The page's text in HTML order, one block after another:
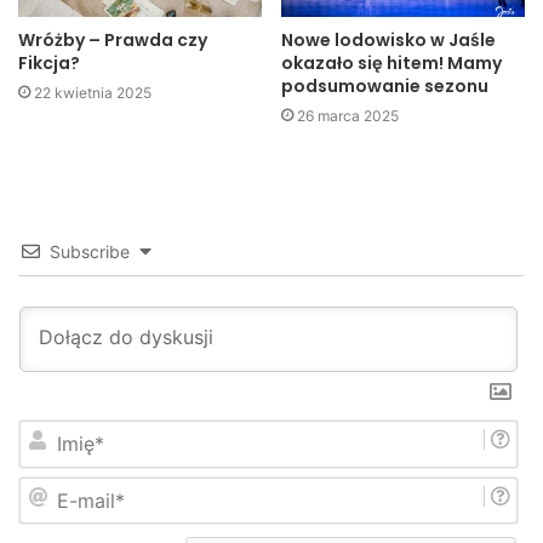
Wróżby – Prawda czy
Fikcja?
22 kwietnia 2025
Nowe lodowisko w Jaśle
okazało się hitem! Mamy
podsumowanie sezonu
26 marca 2025
Subscribe
i
m